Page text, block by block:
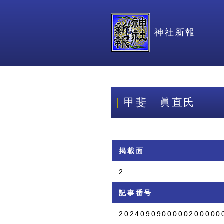
神社新報
甲斐 眞直氏
掲載面
2
記事番号